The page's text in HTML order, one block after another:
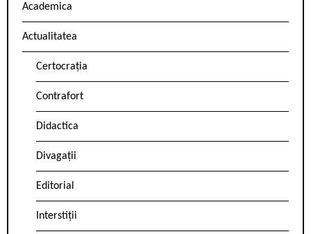
Academica
Actualitatea
Certocrația
Contrafort
Didactica
Divagații
Editorial
Interstiții